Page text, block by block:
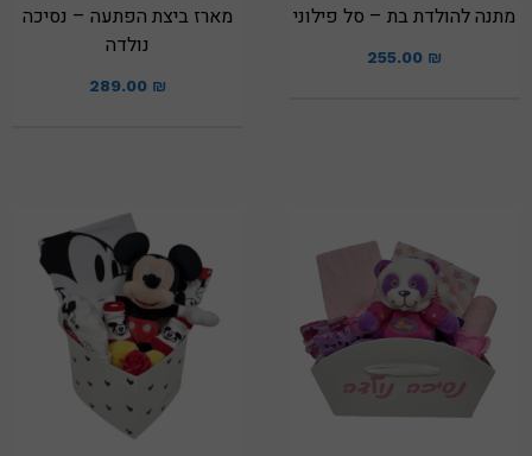
מתנה להולדת בת – סל פילוני
255.00 ₪
מארז ביצת הפתעה – נסיכה
נולדה
289.00 ₪